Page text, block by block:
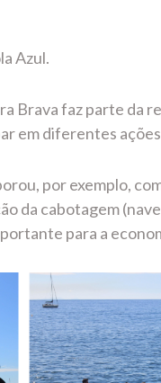
Azul.
Brava faz parte da
em diferentes
por exemplo,
da cabotagem
para a